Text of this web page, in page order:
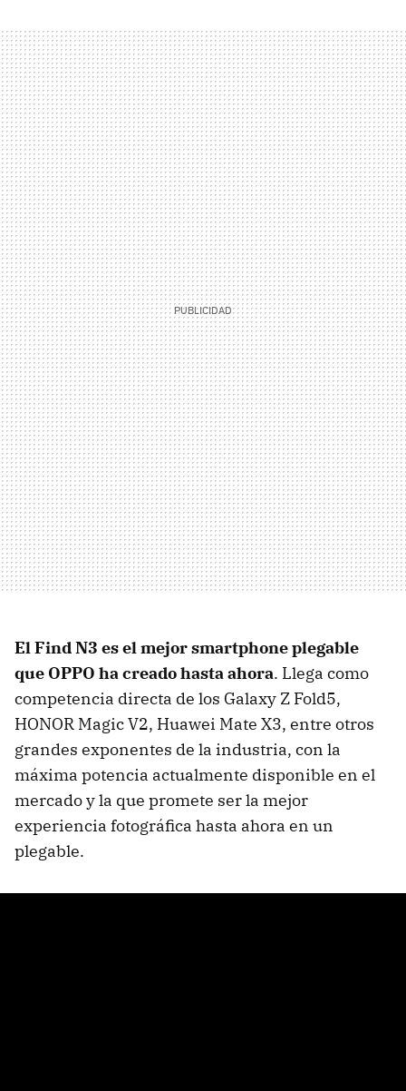
El Find N3 es el mejor smartphone plegable
que OPPO ha creado hasta ahora. Llega como
competencia directa de los Galaxy Z Fold5,
HONOR Magic V2, Huawei Mate X3, entre otros
grandes exponentes de la industria, con la
máxima potencia actualmente disponible en el
mercado y la que promete ser la mejor
experiencia fotográfica hasta ahora en un
plegable.